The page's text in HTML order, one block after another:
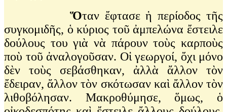
Ὅταν ἔφτασε ἡ περίοδος τῆς
συγκομιδῆς, ὁ κύριος τοῦ ἀμπελώνα ἔστειλε
δούλους του γιὰ νὰ πάρουν τοὺς καρποὺς
ποὺ τοῦ ἀναλογοῦσαν. Οἱ γεωργοί, ὄχι μόνο
δὲν τοὺς σεβάσθηκαν, ἀλλὰ ἄλλον τὸν
ἔδειραν, ἄλλον τὸν σκότωσαν καὶ ἄλλον τὸν
λιθοβόλησαν. Μακροθύμησε, ὅμως, ὁ